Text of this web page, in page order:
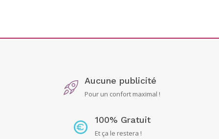
Aucune publicité
Pour un confort maximal !
100% Gratuit
Et ça le restera !